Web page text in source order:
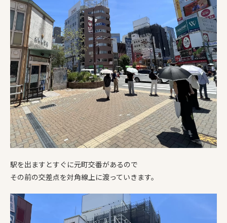
駅を出ますとすぐに元町交番があるので
その前の交差点を対角線上に渡っていきます。